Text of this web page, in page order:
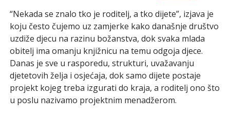
“Nekada se znalo tko je roditelj, a tko dijete”, izjava je
koju često čujemo uz zamjerke kako današnje društvo
uzdiže djecu na razinu božanstva, dok svaka mlada
obitelj ima omanju knjižnicu na temu odgoja djece.
Danas je sve u rasporedu, strukturi, uvažavanju
djetetovih želja i osjećaja, dok samo dijete postaje
projekt kojeg treba izgurati do kraja, a roditelj ono što
u poslu nazivamo projektnim menadžerom.